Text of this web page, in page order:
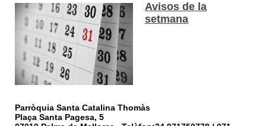
Avisos de la
setmana
Parròquia Santa Catalina Thomàs
Plaça Santa Pagesa, 5